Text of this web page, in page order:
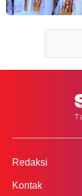
Redaksi
Kontak